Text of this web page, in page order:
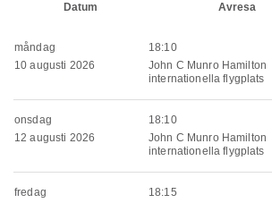
Datum Avresa
måndag
10 augusti 2026
18:10
John C Munro Hamilton
internationella flygplats
onsdag
12 augusti 2026
18:10
John C Munro Hamilton
internationella flygplats
fredag
18:15